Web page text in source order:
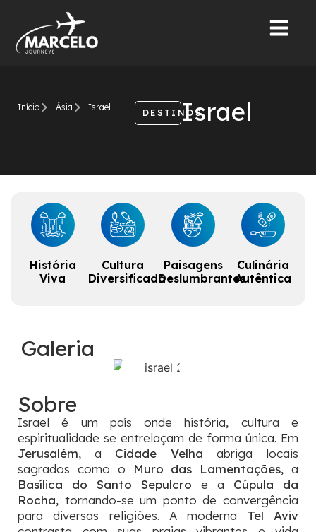
Início Ásia Israel
DESTINOSIsrael
História
Viva
Cultura
Diversificada
Paisagens
Deslumbrantes
Culinária
Autêntica
Sobre
Israel é um país onde história, cultura e
espiritualidade se entrelaçam de forma única. Em
Jerusalém, a Cidade Velha abriga locais
sagrados como o
Muro das Lamentações, a
Basílica do Santo Sepulcro e a Cúpula da
Rocha, tornando-se um ponto de convergência
para diversas religiões. A moderna Tel Aviv
Galeria